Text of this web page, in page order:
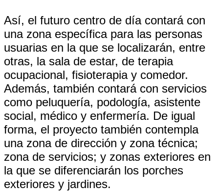
Así, el futuro centro de día contará con
una zona específica para las personas
usuarias en la que se localizarán, entre
otras, la sala de estar, de terapia
ocupacional, fisioterapia y comedor.
Además, también contará con servicios
como peluquería, podología, asistente
social, médico y enfermería. De igual
forma, el proyecto también contempla
una zona de dirección y zona técnica;
zona de servicios; y zonas exteriores en
la que se diferenciarán los porches
exteriores y jardines.